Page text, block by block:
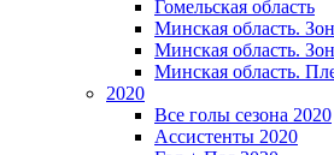
Гомельская область
Минская область.
Минская область.
Минская область.
2020
Все голы сезона 2020
Ассистенты 2020